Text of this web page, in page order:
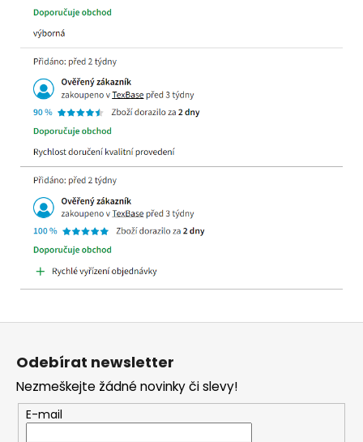
Z
Odebírat newsletter
Nezmeškejte žádné novinky či slevy!
E-mail